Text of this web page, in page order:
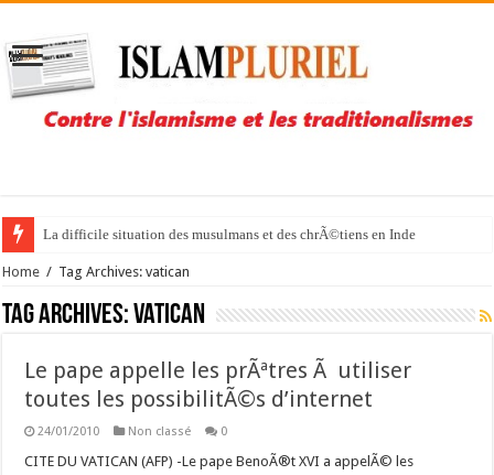
La difficile situation des musulmans et des chrÃ©tiens en Inde
Home / Tag Archives: vatican
Tag Archives:vatican
Le pape appelle les prÃªtres Ã utiliser
toutes les possibilitÃ©s d’internet
24/01/2010 Non classé 0
CITE DU VATICAN (AFP) -Le pape BenoÃ®t XVI a appelÃ© les